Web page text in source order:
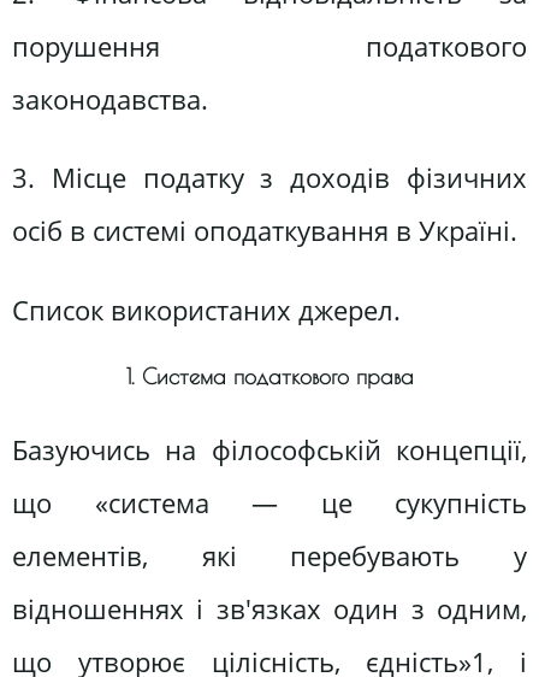
порушення податкового
законодавства.
3. Місце податку з доходів фізичних
осіб в системі оподаткування в Україні.
Список використаних джерел.
1. Система податкового права
Базуючись на філософській концепції,
що «система — це сукупність
елементів, які перебувають у
відношеннях і зв'язках один з одним,
що утворює цілісність, єдність»1, і